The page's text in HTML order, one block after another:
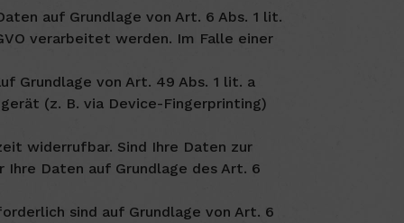
auf Grundlage von Art. 6 Abs. 1 lit.
verarbeitet werden. Im Falle einer
Grundlage von Art. 49 Abs. 1 lit. a
(z. B. via Device-Fingerprinting)
widerrufbar. Sind Ihre Daten zur
Daten auf Grundlage des Art. 6
sind auf Grundlage von Art. 6